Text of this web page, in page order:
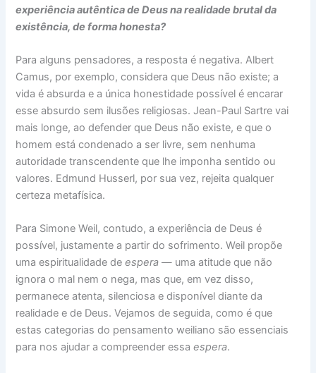
experiência autêntica de Deus na realidade brutal da
existência, de forma honesta?
Para alguns pensadores, a resposta é negativa. Albert
Camus, por exemplo, considera que Deus não existe; a
vida é absurda e a única honestidade possível é encarar
esse absurdo sem ilusões religiosas. Jean-Paul Sartre vai
mais longe, ao defender que Deus não existe, e que o
homem está condenado a ser livre, sem nenhuma
autoridade transcendente que lhe imponha sentido ou
valores. Edmund Husserl, por sua vez, rejeita qualquer
certeza metafísica.
Para Simone Weil, contudo, a experiência de Deus é
possível, justamente a partir do sofrimento. Weil propõe
uma espiritualidade deespera— uma atitude que não
ignora o mal nem o nega, mas que, em vez disso,
permanece atenta, silenciosa e disponível diante da
realidade e de Deus. Vejamos de seguida, como é que
estas categorias do pensamento weiliano são essenciais
para nos ajudar a compreender essaespera.